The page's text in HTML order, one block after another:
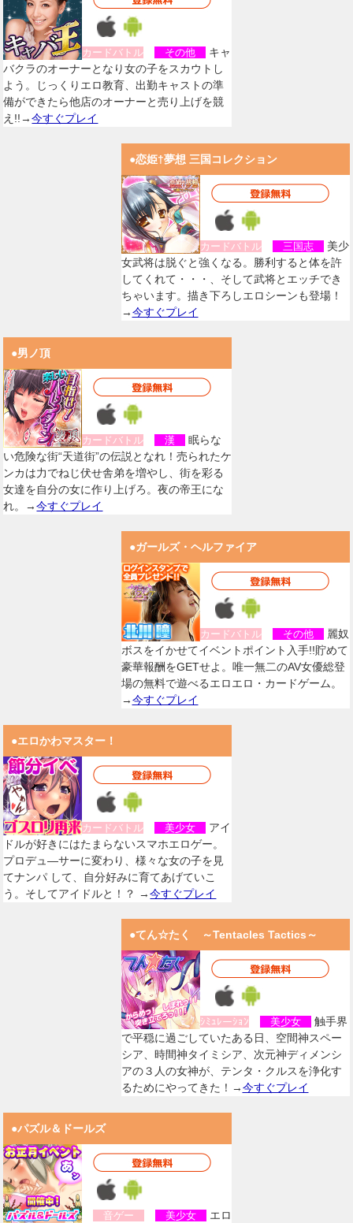
カードバトル その他
キャ
バクラのオーナーとなり女の子をスカウトし
よう。じっくりエロ教育、出勤キャストの準
備ができたら他店のオーナーと売り上げを競
え!!→今すぐプレイ
●恋姫†夢想 三国コレクション
カードバトル 三国志
美少
女武将は脱ぐと強くなる。勝利すると体を許
してくれて・・・、そして武将とエッチでき
ちゃいます。描き下ろしエロシーンも登場！
→今すぐプレイ
●男ノ頂
カードバトル 漢
眠らな
い危険な街“天道街”の伝説となれ！売られたケ
ンカは力でねじ伏せ舎弟を増やし、街を彩る
女達を自分の女に作り上げろ。夜の帝王にな
れ。→今すぐプレイ
●ガールズ・ヘルファイア
カードバトル その他
麗奴
ボスをイかせてイベントポイント入手!!貯めて
豪華報酬をGETせよ。唯一無二のAV女優総登
場の無料で遊べるエロエロ・カードゲーム。
→今すぐプレイ
●エロかわマスター！
カードバトル 美少女
アイ
ドルが好きにはたまらないスマホエロゲー。
プロデュ―サーに変わり、様々な女の子を見
てナンパ して、自分好みに育てあげていこ
う。そしてアイドルと！？ →今すぐプレイ
●てん☆たく ～Tentacles Tactics～
ｼﾐｭﾚーｼｮﾝ 美少女
触手界
で平穏に過ごしていたある日、空間神スペー
シア、時間神タイミシア、次元神ディメンシ
アの３人の女神が、テンタ・クルスを浄化す
るためにやってきた！→今すぐプレイ
●パズル＆ドールズ
音ゲー 美少女
エロ